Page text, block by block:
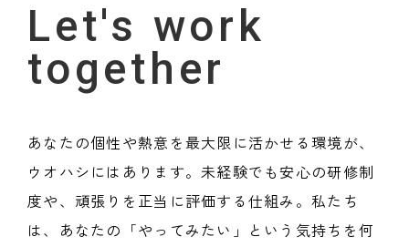
Let's work
together
あなたの個性や熱意を最大限に活かせる環境が、
ウオハシにはあります。未経験でも安心の研修制
度や、頑張りを正当に評価する仕組み。私たち
は、あなたの「やってみたい」という気持ちを何